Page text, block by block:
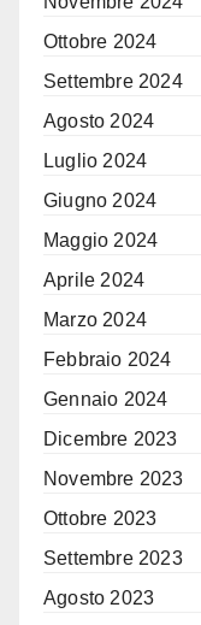
Ottobre 2024
Settembre 2024
Agosto 2024
Luglio 2024
Giugno 2024
Maggio 2024
Aprile 2024
Marzo 2024
Febbraio 2024
Gennaio 2024
Dicembre 2023
Novembre 2023
Ottobre 2023
Settembre 2023
Agosto 2023